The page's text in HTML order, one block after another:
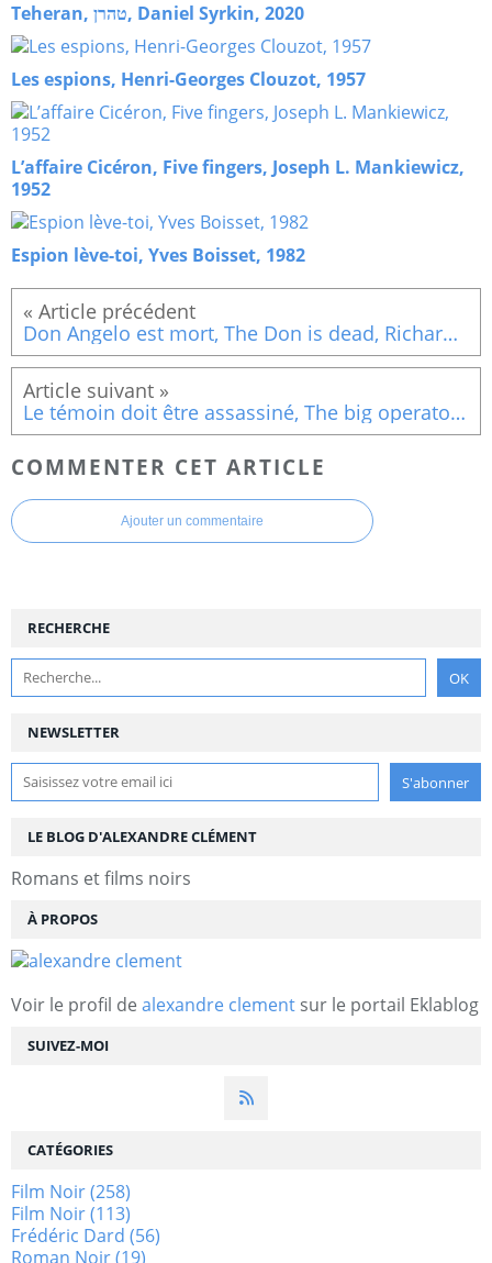
Teheran, טהרן, Daniel Syrkin, 2020
Les espions, Henri-Georges Clouzot, 1957
L’affaire Cicéron, Five fingers, Joseph L. Mankiewicz,
1952
Espion lève-toi, Yves Boisset, 1982
Don Angelo est mort, The Don is dead, Richard Fleischer, 1973
Le témoin doit être assassiné, The big operator, Charles F. Haas, 1959
COMMENTER CET ARTICLE
Ajouter un commentaire
NEWSLETTER
SUIVEZ-MOI
RECHERCHE
LE BLOG D'ALEXANDRE CLÉMENT
Romans et films noirs
À PROPOS
Voir le profil de alexandre clement sur le portail Eklablog
CATÉGORIES
Film Noir(258)
Film Noir(113)
Frédéric Dard (56)
Roman Noir(19)